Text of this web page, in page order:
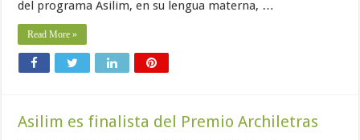
del programa Asilim, en su lengua materna, …
Read More »
Asilim es finalista del Premio Archiletras